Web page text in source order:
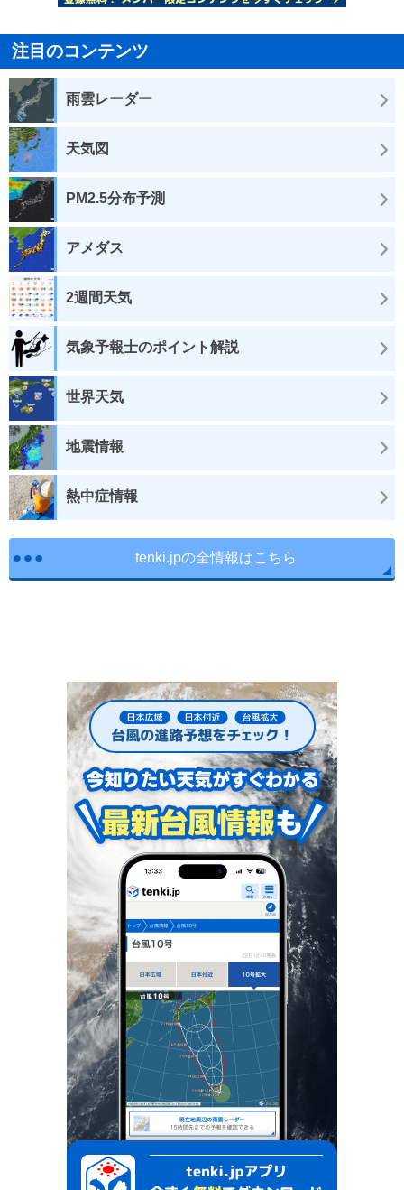
注目のコンテンツ
雨雲レーダー
天気図
PM2.5分布予測
アメダス
2週間天気
気象予報士のポイント解説
世界天気
地震情報
熱中症情報
tenki.jpの全情報はこちら